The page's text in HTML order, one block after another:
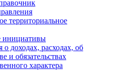
территориальное
инициативы
о доходах, расходах, об
и обязательствах
характера